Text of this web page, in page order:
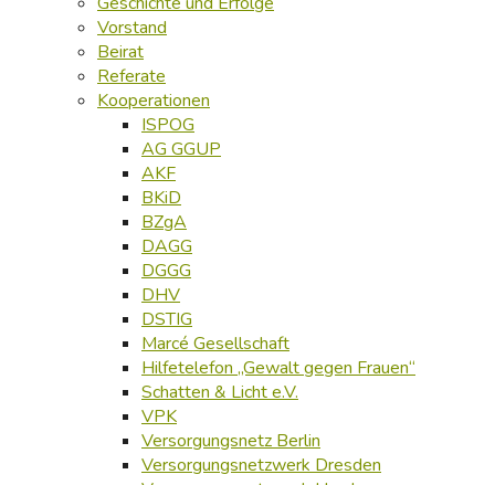
Vorstand
Beirat
Referate
Kooperationen
ISPOG
AG GGUP
AKF
BKiD
BZgA
DAGG
DGGG
DHV
DSTIG
Marcé Gesellschaft
Hilfetelefon „Gewalt gegen Frauen“
Schatten & Licht e.V.
VPK
Versorgungsnetz Berlin
Versorgungsnetzwerk Dresden